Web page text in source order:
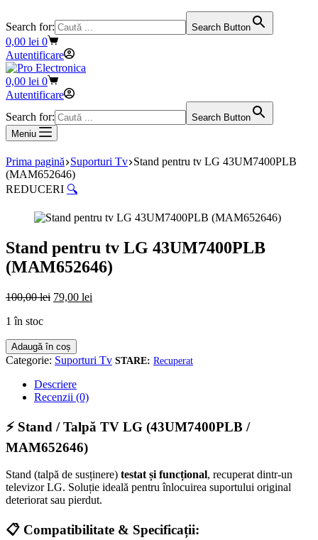
Search for: Search Button
Coș
de
cumpărături
0,00 lei 0
Autentificare
Coș
de
0,00 lei 0
Autentificare
Search for:
Search Button
Meniu
Prima pagină Suporturi Tv Stand pentru tv LG 43UM7400PLB
(MAM652646)
REDUCERI 🔍
Stand pentru tv LG 43UM7400PLB
(MAM652646)
100,00lei Prețul
100,00 lei.
79,00 lei
1 în stoc
Cantitate
Stand
pentru
(MAM652646)
Adaugă în coș
Categorie: Suporturi Tv Recuperat
Descriere
Recenzii (0)
⚡ Stand / Talpă TV LG (43UM7400PLB /
MAM652646)
Stand (talpă de susținere) testat și funcțional, recuperat dintr-un
televizor LG. Soluție ideală pentru înlocuirea suportului original
deteriorat sau pierdut.
📋 Compatibilitate & Specificații: